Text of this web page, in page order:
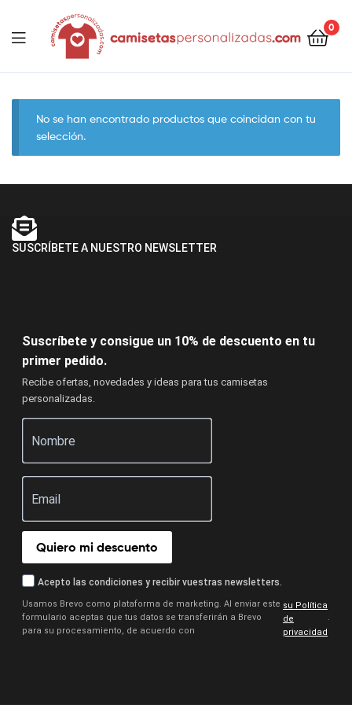
Camisetaspersonalizadas.com
0
No se han encontrado productos que coincidan con tu
selección.
SUSCRÍBETE A NUESTRO NEWSLETTER
Suscríbete y consigue un 10% de descuento en tu
primer pedido.
Recibe ofertas, novedades y ideas para tus camisetas
personalizadas.
Quiero mi descuento
Acepto las condiciones y recibir vuestras newsletters.
Usamos Brevo como plataforma de marketing. Al enviar este
formulario aceptas que tus datos se transferirán a Brevo
para su procesamiento, de acuerdo con
su Política
de
privacidad
.